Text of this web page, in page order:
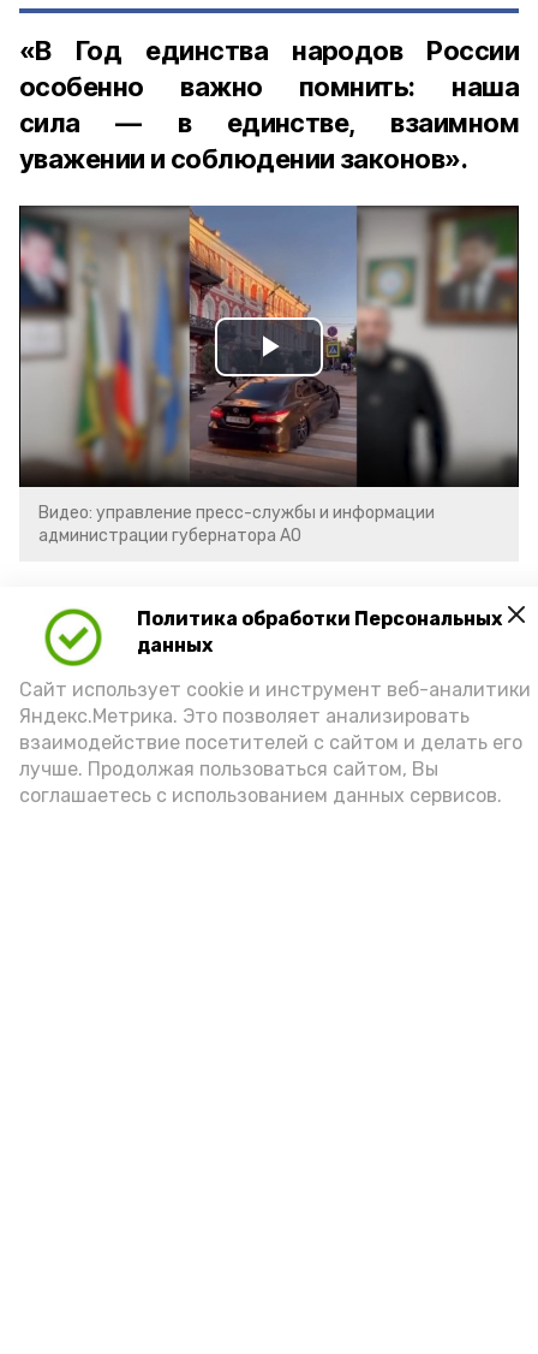
Политика обработки Персональных
данных
Сайт использует cookie и инструмент веб-аналитики
Яндекс.Метрика. Это позволяет анализировать
взаимодействие посетителей с сайтом и делать его
лучше. Продолжая пользоваться сайтом, Вы
соглашаетесь с использованием данных сервисов.
«В Год единства народов России
особенно важно помнить: наша
сила — в единстве, взаимном
уважении и соблюдении законов».
Play
Video
Видео: управление пресс-службы и информации
администрации губернатора АО
год единства народов закон
Подпишись!